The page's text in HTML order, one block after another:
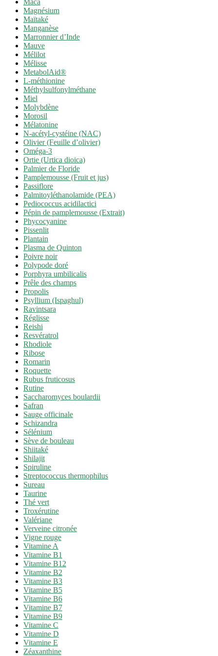
Maca
Magnésium
Maïtaké
Manganèse
Marronnier d’Inde
Mauve
Mélilot
Mélisse
MetabolAid®
L-méthionine
Méthylsulfonylméthane
Miel
Molybdène
Morosil
Mélatonine
N-acétyl-cystéine (NAC)
Olivier (Feuille d’olivier)
Oméga-3
Ortie (Urtica dioica)
Palmier de Floride
Pamplemousse (Fruit et jus)
Passiflore
Palmitoyléthanolamide (PEA)
Pediococcus acidilactici
Pépin de pamplemousse (Extrait)
Phycocyanine
Pissenlit
Plantain
Plasma de Quinton
Poivre noir
Polypode doré
Porphyra umbilicalis
Prêle des champs
Propolis
Psyllium (Ispaghul)
Ravintsara
Réglisse
Reishi
Resvératrol
Rhodiole
Ribose
Romarin
Roquette
Rubus fruticosus
Rutine
Saccharomyces boulardii
Safran
Sauge officinale
Schizandra
Sélénium
Sève de bouleau
Shiitaké
Shilajit
Spiruline
Streptococcus thermophilus
Sureau
Taurine
Thé vert
Troxérutine
Valériane
Verveine citronée
Vigne rouge
Vitamine A
Vitamine B1
Vitamine B12
Vitamine B2
Vitamine B3
Vitamine B5
Vitamine B6
Vitamine B7
Vitamine B9
Vitamine C
Vitamine D
Vitamine E
Zéaxanthine